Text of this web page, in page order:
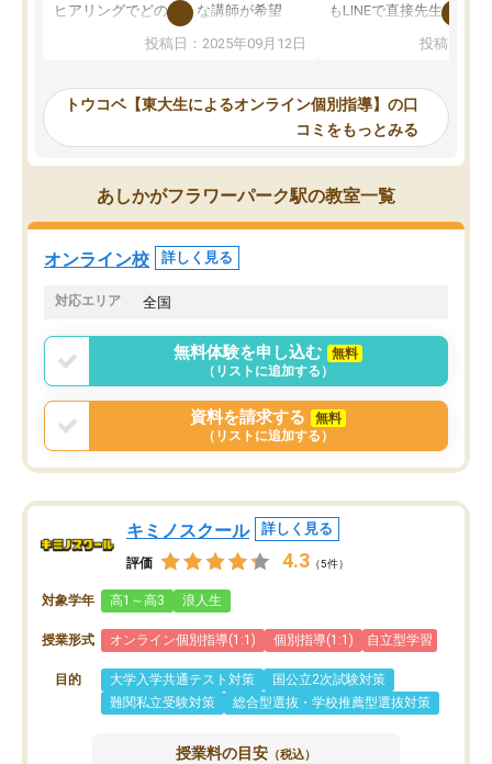
ヒアリングでどのような講師が希望
か、オプションは付帯するかなど選ぶ
事が出来ました。
ーティングを行い、その講師で良いか
見てから講師を決定する事ができま
す。
うちの子は、初回面談の講師の方で決
定しました。
オンラインツールを使用した単語帳の
共有があり宿題もそちらで出される形
でした。
言う事で講師変更の申し出があり、あ
まりに短期での変更だった為、塾に通
う事にして退会しました。遅れも取り
戻せ、授業内容や講師の方は良かった
と思います。
投稿日：2025年09月12日
もLINEで直接先生に質問
めれるので、個人に合
いなのがあり(有料)、受
ことをどんなスケジュー
くか相談したのですが、
ち期待したものではなく
内容でした。それでも明
やる気も出ましたし、苦
くなってきたようなので
投稿日：
トウコベ【東大生によるオンライン個別指導】の口
コミをもっとみる
あしかがフラワーパーク駅の教室一覧
オンライン校 詳しく見る
対応エリア 全国
無料体験を申し込む
無料
（リストに追加する）
資料を請求する
無料
（リストに追加する）
キミノスクール 詳しく見る
評価 4.3 （5件）
対象学年 高1～高3 浪人生
授業形式 オンライン個別指導(1:1) 個別指導(1:1) 自立型学習
目的 大学入学共通テスト対策
国公立2次試験対策
難関私立受験対策
総合型選抜・学校推薦型選抜対策
授業料の目安 （税込）